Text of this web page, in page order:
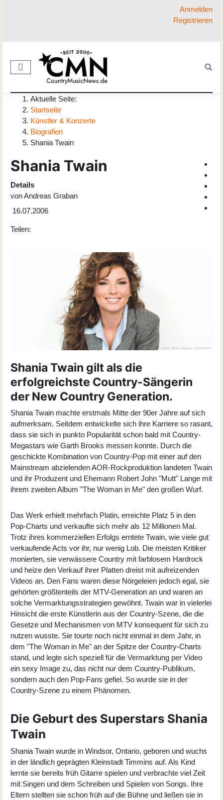
Anmelden
Registrieren
Aktuelle Seite:
Startseite
Künstler & Konzerte
Biografien
Shania Twain
Shania Twain
Details
vonAndreas Graban
16.07.2006
Teilen:
Shania Twain gilt als die
erfolgreichste Country-Sängerin
der New Country Generation.
Shania Twain machte erstmals Mitte der 90er Jahre auf sich
aufmerksam. Seitdem entwickelte sich ihre Karriere so rasant,
dass sie sich in punkto Popularität schon bald mit Country-
Megastars wie Garth Brooks messen konnte. Durch die
geschickte Kombination von Country-Pop mit einer auf den
Mainstream abzielenden AOR-Rockproduktion landeten Twain
und ihr Produzent und Ehemann Robert John "Mutt" Lange mit
ihrem zweiten Album "The Woman in Me" den großen Wurf.
Das Werk erhielt mehrfach Platin, erreichte Platz 5 in den
Pop-Charts und verkaufte sich mehr als 12 Millionen Mal.
Trotz ihres kommerziellen Erfolgs erntete Twain, wie viele gut
verkaufende Acts vor ihr, nur wenig Lob. Die meisten Kritiker
monierten, sie verwässere Country mit farblosem Hardrock
und heize den Verkauf ihrer Platten dreist mit aufreizenden
Videos an. Den Fans waren diese Nörgeleien jedoch egal, sie
gehörten größtenteils der MTV-Generation an und waren an
solche Vermarktungsstrategien gewöhnt. Twain war in vielerlei
Hinsicht die erste Künstlerin aus der Country-Szene, die die
Gesetze und Mechanismen von MTV konsequent für sich zu
nutzen wusste. Sie tourte noch nicht einmal in dem Jahr, in
dem "The Woman in Me" an der Spitze der Country-Charts
stand, und legte sich speziell für die Vermarktung per Video
ein sexy Image zu, das nicht nur dem Country-Publikum,
sondern auch den Pop-Fans gefiel. So wurde sie in der
Country-Szene zu einem Phänomen.
Die Geburt des Superstars Shania
Twain
Shania Twain wurde in Windsor, Ontario, geboren und wuchs
in der ländlich geprägten Kleinstadt Timmins auf. Als Kind
lernte sie bereits früh Gitarre spielen und verbrachte viel Zeit
mit Singen und dem Schreiben und Spielen von Songs. Ihre
Eltern stellten sie schon früh auf die Bühne und ließen sie in